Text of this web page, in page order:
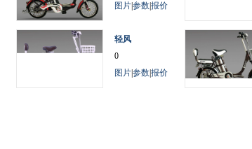
图片参数报价
轻风
0
图片参数报价